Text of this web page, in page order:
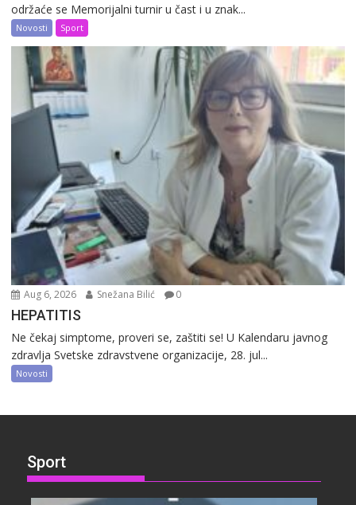
održaće se Memorijalni turnir u čast i u znak...
Novosti Sport
Aug 6, 2026 Snežana Bilić 0
HEPATITIS
Ne čekaj simptome, proveri se, zaštiti se! U Kalendaru javnog
zdravlja Svetske zdravstvene organizacije, 28. jul...
Novosti
Sport